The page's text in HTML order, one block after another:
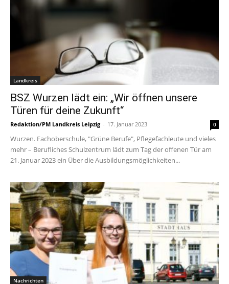
Landkreis
BSZ Wurzen lädt ein: „Wir öffnen unsere
Türen für deine Zukunft“
Redaktion/PM Landkreis Leipzig - 17. Januar 2023 0
Wurzen. Fachoberschule, "Grüne Berufe", Pflegefachleute und vieles
mehr – Berufliches Schulzentrum lädt zum Tag der offenen Tür am
21. Januar 2023 ein Über die Ausbildungsmöglichkeiten...
Nachrichten